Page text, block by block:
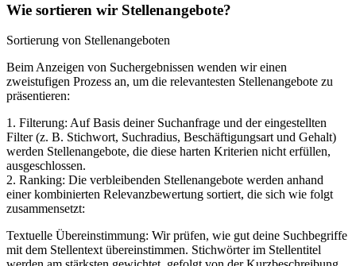
Wie sortieren wir Stellenangebote?
Sortierung von Stellenangeboten
Beim Anzeigen von Suchergebnissen wenden wir einen
zweistufigen Prozess an, um die relevantesten Stellenangebote zu
präsentieren:
1. Filterung: Auf Basis deiner Suchanfrage und der eingestellten
Filter (z. B. Stichwort, Suchradius, Beschäftigungsart und Gehalt)
werden Stellenangebote, die diese harten Kriterien nicht erfüllen,
ausgeschlossen.
2. Ranking: Die verbleibenden Stellenangebote werden anhand
einer kombinierten Relevanzbewertung sortiert, die sich wie folgt
zusammensetzt:
Textuelle Übereinstimmung: Wir prüfen, wie gut deine Suchbegriffe
mit dem Stellentext übereinstimmen. Stichwörter im Stellentitel